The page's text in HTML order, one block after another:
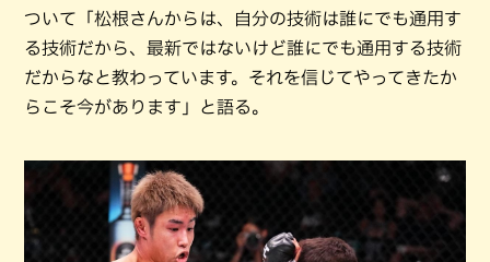
ついて「松根さんからは、自分の技術は誰にでも通用す
る技術だから、最新ではないけど誰にでも通用する技術
だからなと教わっています。それを信じてやってきたか
らこそ今があります」と語る。